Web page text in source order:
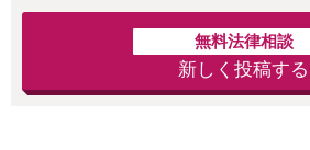
無料法律相談
新しく投稿する